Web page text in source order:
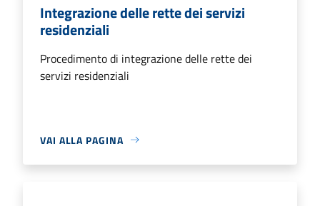
Integrazione delle rette dei servizi
residenziali
Procedimento di integrazione delle rette dei
servizi residenziali
VAI ALLA PAGINA